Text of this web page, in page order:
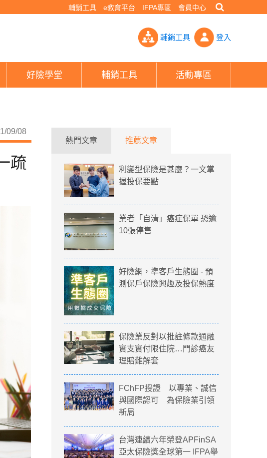
輔銷工具 e教育平台 IFPA專區 會員中心
單寬限期得看契約怎麼說 126萬保險金「一疏失」全飛了- PHEW!好險網
輔銷工具 登入
好險學堂 輔銷工具 活動專區
09/08
疏
熱門文章 推薦文章
利變型保險是甚麼？一文掌
握投保要點
業者「自清」癌症保單 恐逾
10張停售
好險網，準客戶生態圈 - 預
測保戶保險興趣及投保熱度
保險業反對以批註條款通融
實支實付限住院…門診癌友
理賠難解套
FChFP授證 以專業、誠信
與國際認可 為保險業引領
新局
台灣連續六年榮登APFinSA
亞太保險獎全球第一 IFPA舉